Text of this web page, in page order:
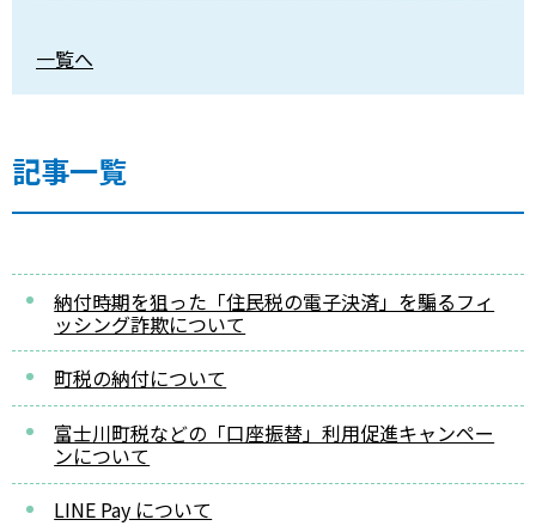
一覧へ
記事一覧
納付時期を狙った「住民税の電子決済」を騙るフィ
ッシング詐欺について
町税の納付について
富士川町税などの「口座振替」利用促進キャンペー
ンについて
LINE Pay について